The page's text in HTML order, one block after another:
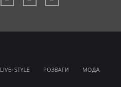
LIVE+STYLE РОЗВАГИ МОДА